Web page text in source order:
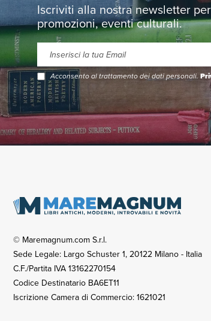
Iscriviti alla nostra newsletter
promozioni, eventi culturali.
Acconsento al trattamento dei dati personali.
© Maremagnum.com S.r.l.
Sede Legale: Largo Schuster 1, 20122 Milano - Italia
C.F./Partita IVA 13162270154
Codice Destinatario BA6ET11
Iscrizione Camera di Commercio: 1621021